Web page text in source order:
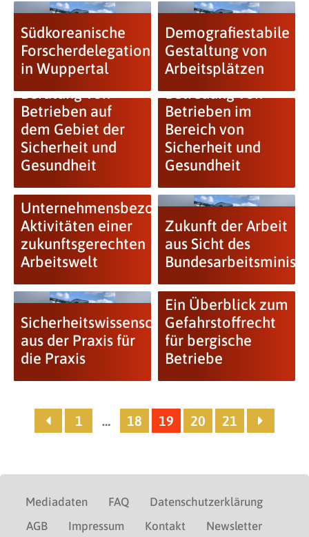
Südkoreanische
Forscherdelegation
in Wuppertal
Demografiestabile
Gestaltung von
Arbeitsplätzen
Beratung von
Betrieben auf
dem Gebiet der
Sicherheit und
Gesundheit
Reform der
Betreuung von
Betrieben im
Bereich von
Sicherheit und
Gesundheit
Unternehmensbezogene
Aktivitäten einer
zukunftsgerechten
Arbeitswelt
Zukunft der Arbeit
aus Sicht des
Sicherheitswissenschaft
aus der Praxis für
die Praxis
Ein Überblick zum
Gefahrstoffrecht
für bergische
Betriebe
1 … 18 19 20 21
Mediadaten FAQ
Datenschutzerklärung
AGB
Impressum Kontakt Newsletter